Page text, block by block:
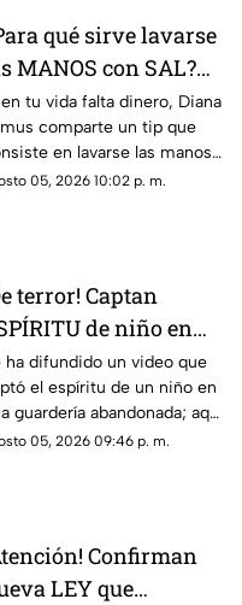
qué sirve lavarse
MANOS con SAL?
es su PODEROSO
tu vida falta dinero, Diana
comparte un tip que
en lavarse las manos
sal. Aquí te contamos.
05, 2026 10:02 p. m.
terror! Captan
de niño en
así luce
ha difundido un video que
el espíritu de un niño en
guardería abandonada; aquí
los detalles de
05, 2026 09:46 p. m.
Confirman
LEY que